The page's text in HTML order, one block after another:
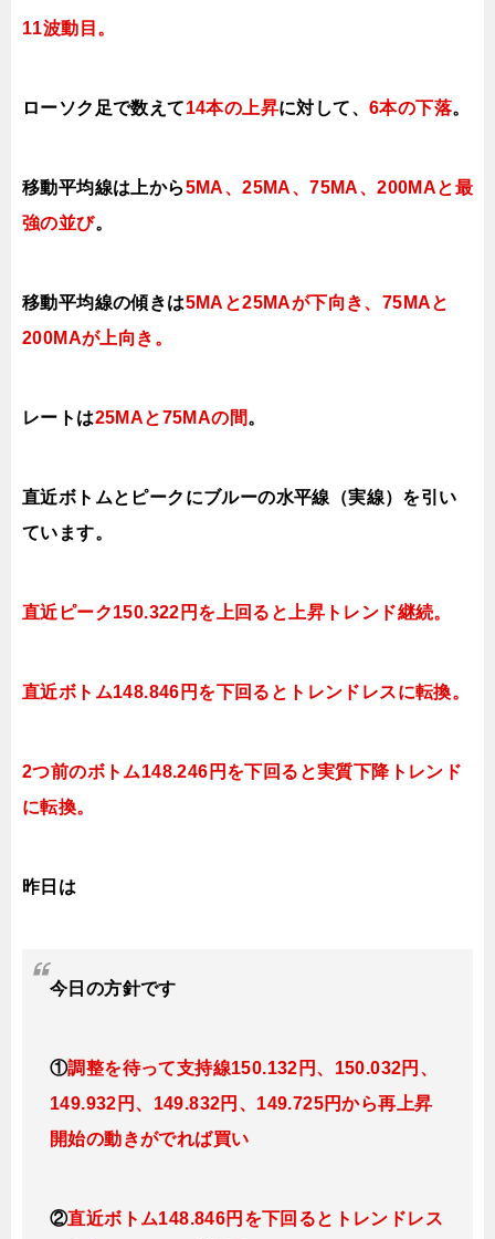
11波動目。
ローソク足で数えて14本の上昇に対して、6本の下落。
移動平均線は上から5MA、25MA、75MA、200MAと最
強の並び。
移動平均線の傾きは5MAと25MAが下向き、75MAと
200MAが上向き 。
レートは25MAと75MAの間。
直近ボトムとピークにブルーの水平線（実線）を引い
ています。
直近ピーク150.322円を上回ると上昇トレンド継続。
直近ボトム148.846円を下回ると トレンドレスに転換。
2つ前のボトム148.246円を下回ると実質下降トレンド
に転換。
昨日は
今日 の方針です
①調整を待って支持線150.132 円、150.032円 、
149.932円、149.832円、149.725円から再上昇
開始の動きがでれば買い
②直近ボトム148.846円を下回るとトレンドレス